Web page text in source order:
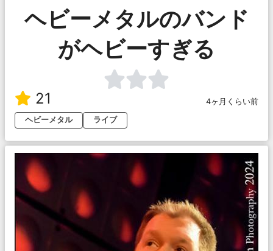
ヘビーメタルのバンド
がヘビーすぎる
21
4ヶ月くらい前
ヘビーメタル
ライブ